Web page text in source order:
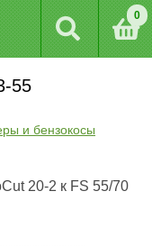
0
55
и бензокосы
20-2 к FS 55/70